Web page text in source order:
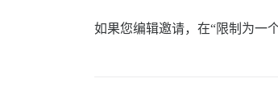
如果您编辑邀请，在“限制为一